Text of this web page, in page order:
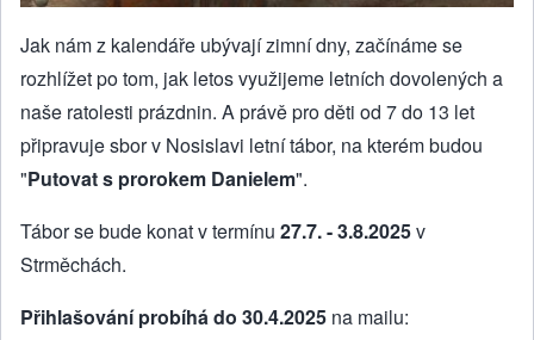
Jak nám z kalendáře ubývají zimní dny, začínáme se
rozhlížet po tom, jak letos využijeme letních dovolených a
naše ratolesti prázdnin. A právě pro děti od 7 do 13 let
připravuje sbor v Nosislavi letní tábor, na kterém budou
"Putovat s prorokem Danielem".
Tábor se bude konat v termínu 27.7. - 3.8.2025v
Strměchách.
Přihlašování probíhá do 30.4.2025 na mailu: